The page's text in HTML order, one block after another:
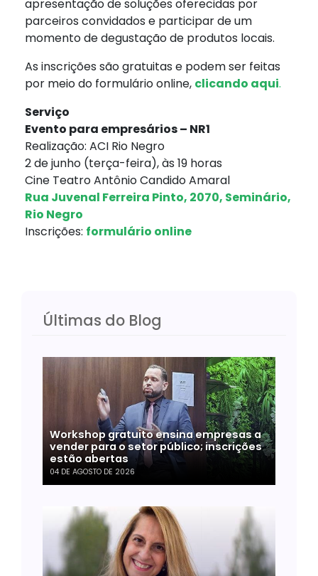
apresentação de soluções oferecidas por
parceiros convidados e participar de um
momento de degustação de produtos locais.
As inscrições são gratuitas e podem ser feitas
por meio do formulário online, clicando aqui.
Serviço
Evento para empresários – NR1
Realização: ACI Rio Negro
2 de junho (terça-feira), às 19 horas
Cine Teatro Antônio Candido Amaral
Rua Juvenal Ferreira Pinto, 2070, Seminário,
Rio Negro
Inscrições: formulário online
Últimas do Blog
Workshop gratuito ensina empresas a
vender para o setor público; inscrições
estão abertas
04 DE AGOSTO DE 2026